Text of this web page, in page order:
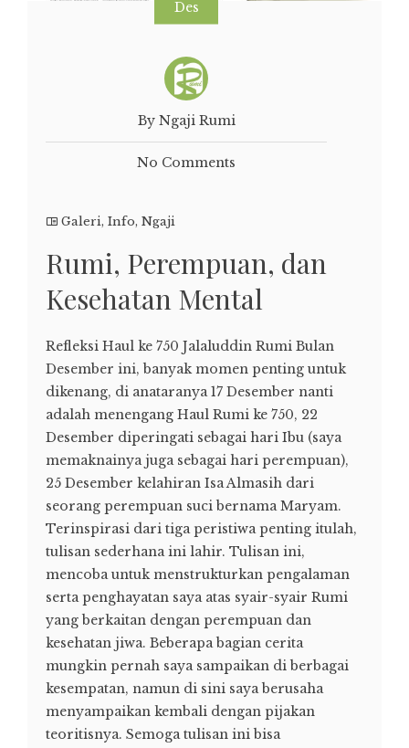
Des
By Ngaji Rumi
No Comments
Galeri, Info, Ngaji
Rumi, Perempuan, dan
Kesehatan Mental
Refleksi Haul ke 750 Jalaluddin Rumi Bulan
Desember ini, banyak momen penting untuk
dikenang, di anataranya 17 Desember nanti
adalah menengang Haul Rumi ke 750, 22
Desember diperingati sebagai hari Ibu (saya
memaknainya juga sebagai hari perempuan),
25 Desember kelahiran Isa Almasih dari
seorang perempuan suci bernama Maryam.
Terinspirasi dari tiga peristiwa penting itulah,
tulisan sederhana ini lahir. Tulisan ini,
mencoba untuk menstrukturkan pengalaman
serta penghayatan saya atas syair-syair Rumi
yang berkaitan dengan perempuan dan
kesehatan jiwa. Beberapa bagian cerita
mungkin pernah saya sampaikan di berbagai
kesempatan, namun di sini saya berusaha
menyampaikan kembali dengan pijakan
teoritisnya. Semoga tulisan ini bisa